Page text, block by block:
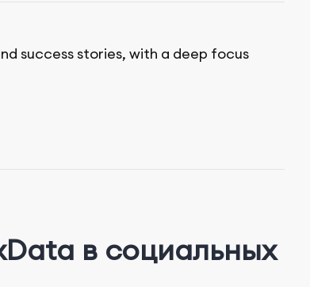
success stories, with a deep focus
в социальных